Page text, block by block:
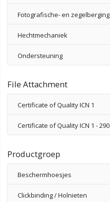
Fotografische- en zegelberging
Hechtmechaniek
Ondersteuning
File Attachment
Certificate of Quality ICN 1
Certificate of Quality ICN 1 - 290
Productgroep
Beschermhoesjes
Clickbinding / Holnieten